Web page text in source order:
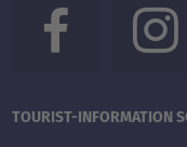
TOURIST-INFORMATION